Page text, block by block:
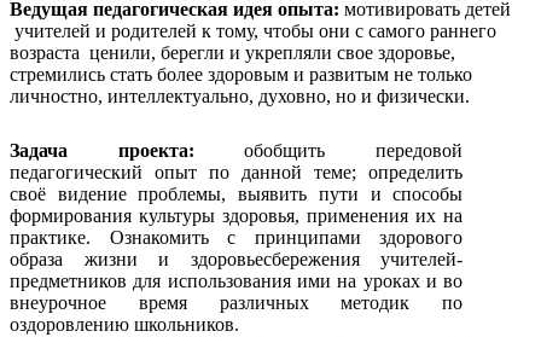
Ведущая педагогическая идея опыта: мотивировать детей
учителей и родителей к тому, чтобы они с самого раннего
возраста ценили, берегли и укрепляли свое здоровье,
стремились стать более здоровым и развитым не только
личностно, интеллектуально, духовно, но и физически.
Задача проекта:обобщить передовой
педагогический опыт по данной теме; определить
своё видение проблемы, выявить пути и способы
формирования культуры здоровья, применения их на
практике. Ознакомить с принципами здорового
образа жизни и здоровьесбережения учителей-
предметников для использования ими на уроках и во
внеурочное время различных методик по
оздоровлению школьников.